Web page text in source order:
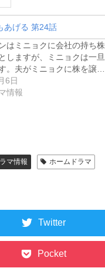
あげる 第24話
はミニョクに会社の持ち株
しますが、ミニョクは一旦
。夫がミニョクに株を譲…
6日
情報
マ情報 ホームドラマ
Twitter
Pocket